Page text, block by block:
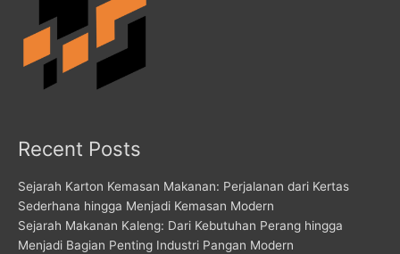
Recent Posts
Sejarah Karton Kemasan Makanan: Perjalanan dari Kertas
Sederhana hingga Menjadi Kemasan Modern
Sejarah Makanan Kaleng: Dari Kebutuhan Perang hingga
Menjadi Bagian Penting Industri Pangan Modern